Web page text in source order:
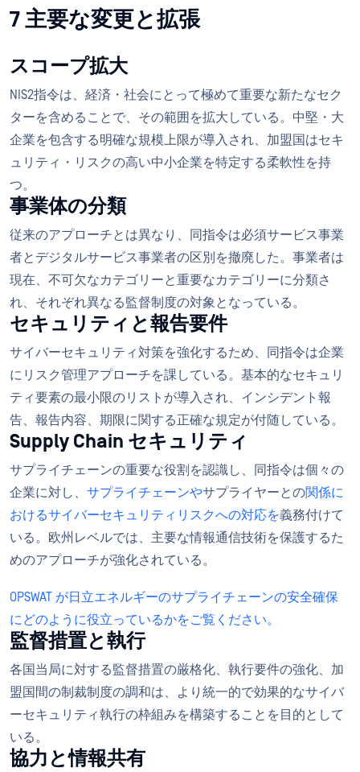
7 主要な変更と拡張
スコープ拡大
NIS2指令は、経済・社会にとって極めて重要な新たなセク
ターを含めることで、その範囲を拡大している。中堅・大
企業を包含する明確な規模上限が導入され、加盟国はセキ
ュリティ・リスクの高い中小企業を特定する柔軟性を持
つ。
事業体の分類
従来のアプローチとは異なり、同指令は必須サービス事業
者とデジタルサービス事業者の区別を撤廃した。事業者は
現在、不可欠なカテゴリーと重要なカテゴリーに分類さ
れ、それぞれ異なる監督制度の対象となっている。
セキュリティと報告要件
サイバーセキュリティ対策を強化するため、同指令は企業
にリスク管理アプローチを課している。基本的なセキュリ
ティ要素の最小限のリストが導入され、インシデント報
告、報告内容、期限に関する正確な規定が付随している。
Supply Chain セキュリティ
サプライチェーンの重要な役割を認識し、同指令は個々の
企業に対し、 サプライチェーンやサプライヤーとの関係に
おけるサイバーセキュリティリスクへの対応を義務付けて
いる。欧州レベルでは、主要な情報通信技術を保護するた
めのアプローチが強化されている。
OPSWAT が日立エネルギーのサプライチェーンの安全確保
にどのように役立っているかをご覧ください。
監督措置と執行
各国当局に対する監督措置の厳格化、執行要件の強化、加
盟国間の制裁制度の調和は、より統一的で効果的なサイバ
ーセキュリティ執行の枠組みを構築することを目的として
いる。
協力と情報共有